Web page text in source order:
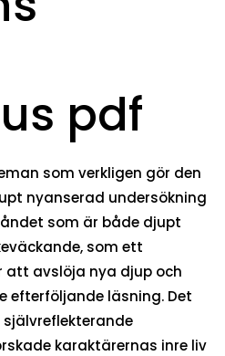
pdf
som verkligen gör den
nyanserad undersökning
som är både djupt
som ett
avslöja nya djup och
efterföljande läsning. Det
karaktärernas inre liv